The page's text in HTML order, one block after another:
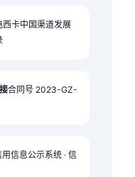
西卡中国渠道发展
合同号 2023-GZ-
信息公示系统 · 信